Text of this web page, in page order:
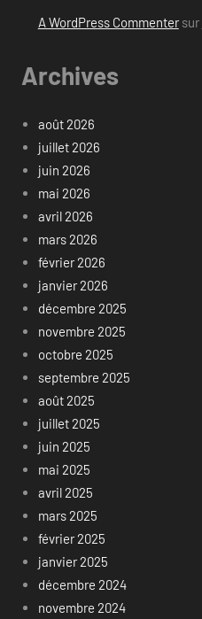
A WordPress Commentersur
Archives
août 2026
juillet 2026
juin 2026
mai 2026
avril 2026
mars 2026
février 2026
janvier 2026
décembre 2025
novembre 2025
octobre 2025
septembre 2025
août 2025
juillet 2025
juin 2025
mai 2025
avril 2025
mars 2025
février 2025
janvier 2025
décembre 2024
novembre 2024